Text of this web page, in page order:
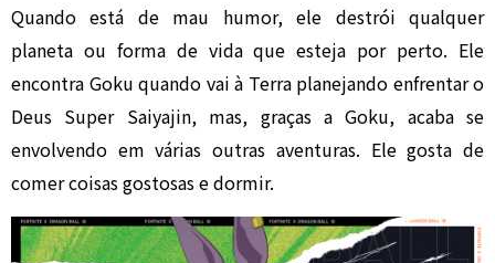
Quando está de mau humor, ele destrói qualquer
planeta ou forma de vida que esteja por perto. Ele
encontra Goku quando vai à Terra planejando enfrentar o
Deus Super Saiyajin, mas, graças a Goku, acaba se
envolvendo em várias outras aventuras. Ele gosta de
comer coisas gostosas e dormir.